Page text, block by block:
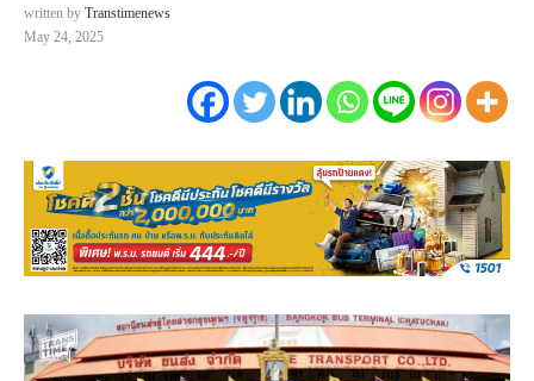
written by Transtimenews
May 24, 2025